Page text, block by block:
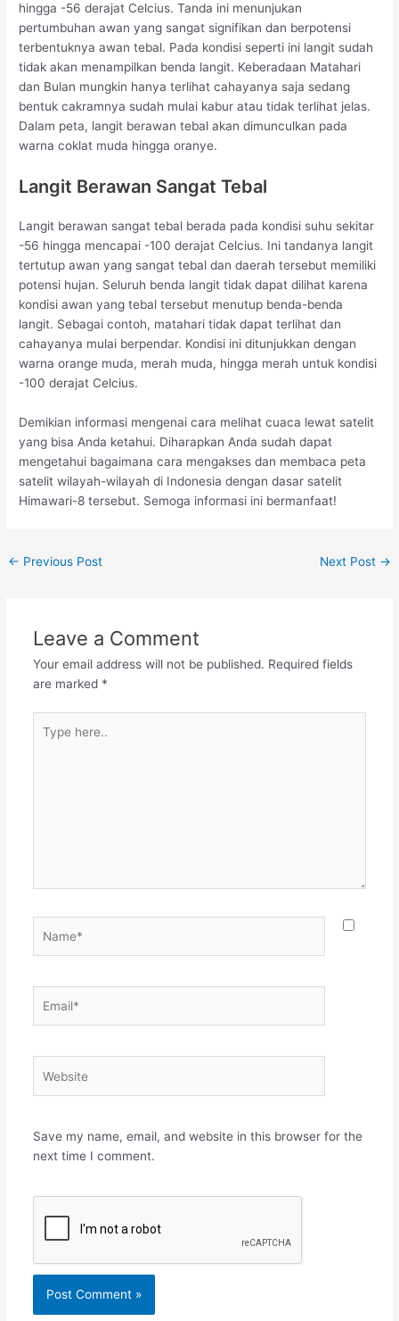
hingga -56 derajat Celcius. Tanda ini menunjukan
pertumbuhan awan yang sangat signifikan dan berpotensi
terbentuknya awan tebal. Pada kondisi seperti ini langit sudah
tidak akan menampilkan benda langit. Keberadaan Matahari
dan Bulan mungkin hanya terlihat cahayanya saja sedang
bentuk cakramnya sudah mulai kabur atau tidak terlihat jelas.
Dalam peta, langit berawan tebal akan dimunculkan pada
warna coklat muda hingga oranye.
Langit Berawan Sangat Tebal
Langit berawan sangat tebal berada pada kondisi suhu sekitar
-56 hingga mencapai -100 derajat Celcius. Ini tandanya langit
tertutup awan yang sangat tebal dan daerah tersebut memiliki
potensi hujan. Seluruh benda langit tidak dapat dilihat karena
kondisi awan yang tebal tersebut menutup benda-benda
langit. Sebagai contoh, matahari tidak dapat terlihat dan
cahayanya mulai berpendar. Kondisi ini ditunjukkan dengan
warna orange muda, merah muda, hingga merah untuk kondisi
-100 derajat Celcius.
Demikian informasi mengenai cara melihat cuaca lewat satelit
yang bisa Anda ketahui. Diharapkan Anda sudah dapat
mengetahui bagaimana cara mengakses dan membaca peta
satelit wilayah-wilayah di Indonesia dengan dasar satelit
Himawari-8 tersebut. Semoga informasi ini bermanfaat!
← Previous Post Next Post →
Leave a Comment
Your email address will not be published. Required fields
are marked *
here..
Save my name, email, and website in this browser for the
next time I comment.